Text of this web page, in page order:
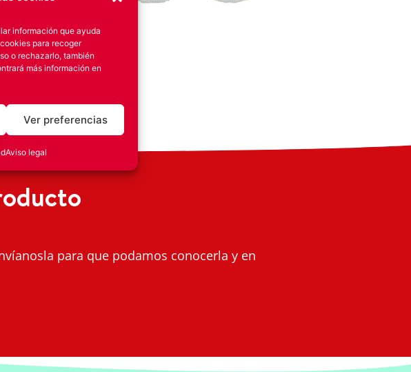
información que ayuda
para recoger
o rechazarlo, también
más información en
Ver preferencias
Aviso legal
para que podamos conocerla y en